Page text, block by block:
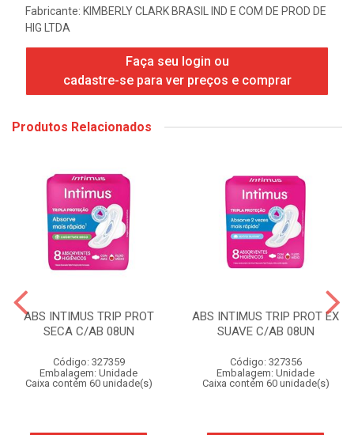
Fabricante: KIMBERLY CLARK BRASIL IND E COM DE PROD DE
HIG LTDA
Faça seu login ou
cadastre-se para ver preços e comprar
Produtos Relacionados
ABS INTIMUS TRIP PROT
SECA C/AB 08UN
Código: 327359
Embalagem: Unidade
Caixa contém 60 unidade(s)
ABS INTIMUS TRIP PROT EX
SUAVE C/AB 08UN
Código: 327356
Embalagem: Unidade
Caixa contém 60 unidade(s)